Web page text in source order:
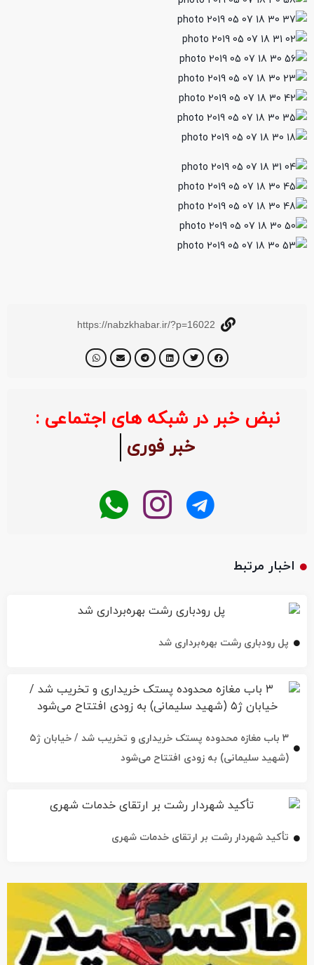
https://nabzkhabar.ir/?p=16022
نبض خبر در شبکه های اجتماعی :
خبر فوری
اخبار مرتبط
پل رودباری رشت بهره‌برداری شد
۳ باب مغازه محدوده پستک خریداری و تخریب شد / خیابان ژ۵
(شهید سلیمانی) به زودی افتتاح می‌شود
تأکید شهردار رشت بر ارتقای خدمات شهری